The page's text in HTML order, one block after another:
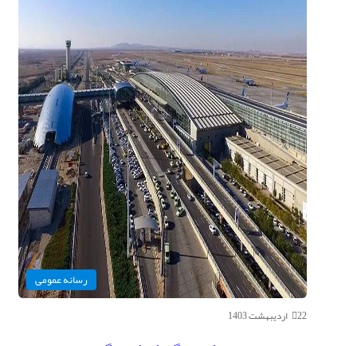
رسانه عمومی
22 اردیبهشت 1403